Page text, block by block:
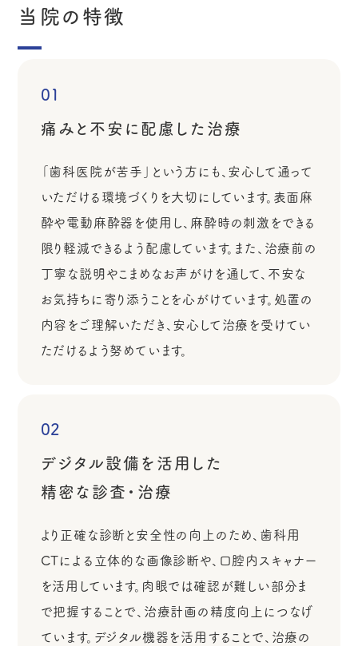
当院の特徴
01
痛みと不安に配慮した治療
「歯科医院が苦手」という方にも、安心して通って
いただける環境づくりを大切にしています。表面麻
酔や電動麻酔器を使用し、麻酔時の刺激をできる
限り軽減できるよう配慮しています。また、治療前の
丁寧な説明やこまめなお声がけを通して、不安な
お気持ちに寄り添うことを心がけています。処置の
内容をご理解いただき、安心して治療を受けてい
ただけるよう努めています。
02
デジタル設備を活用した
精密な診査・治療
より正確な診断と安全性の向上のため、歯科用
CTによる立体的な画像診断や、口腔内スキャナー
を活用しています。肉眼では確認が難しい部分ま
で把握することで、治療計画の精度向上につなげ
ています。デジタル機器を活用することで、治療の